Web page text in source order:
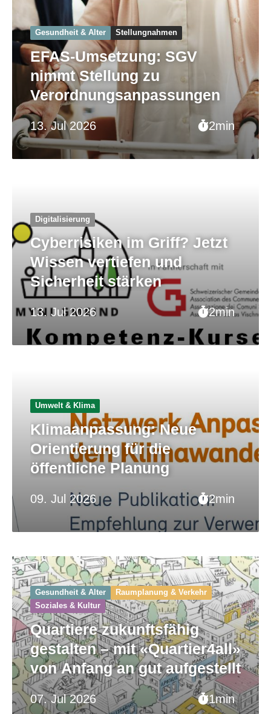
13. Jul 2026 2min
Gesundheit & Alter Stellungnahmen
EFAS-Umsetzung: SGV
nimmt Stellung zu
Verordnungsanpassungen
13. Jul 2026 2min
Digitalisierung
Cyberrisiken im Griff? Jetzt
Wissen vertiefen und
Sicherheit stärken
09. Jul 2026 2min
Umwelt & Klima
Klimaanpassung: Neue
Orientierung für die
öffentliche Planung
07. Jul 2026 1min
Gesundheit & Alter
Raumplanung & Verkehr
Soziales & Kultur
Quartiere zukunftsfähig
gestalten – mit «Quartier4all»
von Anfang an gut aufgestellt